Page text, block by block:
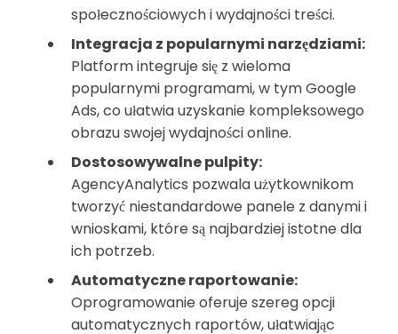
społecznościowych i wydajności treści.
Integracja z popularnymi narzędziami:
Platform integruje się z wieloma
popularnymi programami, w tym Google
Ads, co ułatwia uzyskanie kompleksowego
obrazu swojej wydajności online.
Dostosowywalne pulpity:
AgencyAnalytics pozwala użytkownikom
tworzyć niestandardowe panele z danymi i
wnioskami, które są najbardziej istotne dla
ich potrzeb.
Automatyczne raportowanie:
Oprogramowanie oferuje szereg opcji
automatycznych raportów, ułatwiając